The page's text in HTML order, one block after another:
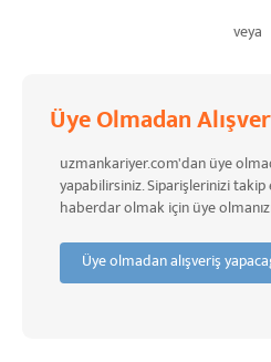
veya
Üye Olmadan
uzmankariyer.com'dan üye
yapabilirsiniz. Siparişlerinizi
haberdar olmak için üye